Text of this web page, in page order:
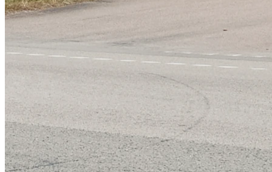
Skadeverkstad